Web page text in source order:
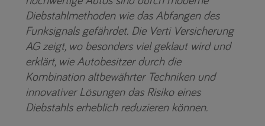
Diebstahlmethoden wie das Abfangen des
Funksignals gefährdet. Die Verti Versicherung
AG zeigt, wo besonders viel geklaut wird und
erklärt, wie Autobesitzer durch die
Kombination altbewährter Techniken und
innovativer Lösungen das Risiko eines
Diebstahls erheblich reduzieren können.